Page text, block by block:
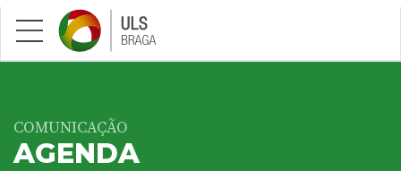
Saltar para conteúdo principal
COMUNICAÇÃO
AGENDA